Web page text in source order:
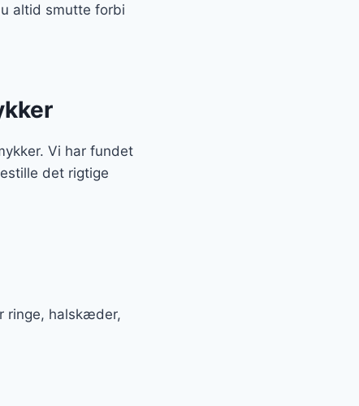
altid smutte forbi
Vi har fundet
det rigtige
ringe, halskæder,